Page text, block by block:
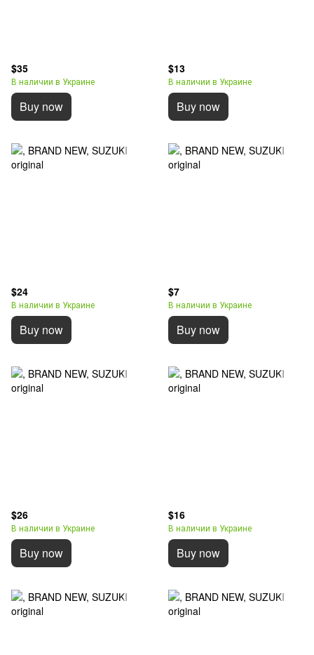
$35
В наличии в Украине
Buy now
$13
В наличии в Украине
Buy now
$24
В наличии в Украине
Buy now
$7
В наличии в Украине
Buy now
$26
В наличии в Украине
Buy now
$16
В наличии в Украине
Buy now